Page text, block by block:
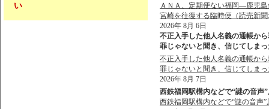
い
ＡＮＡ、定期便ない福岡―鹿児
宮崎を往復する臨時便（読売新
2026年 8月 6日
不正入手した他人名義の通帳か
罪じゃないと聞き、信じてしま
不正入手した他人名義の通帳か
罪じゃないと聞き、信じてしま
2026年 8月 7日
西鉄福岡駅構内などで“謎の音声
西鉄福岡駅構内などで“謎の音声